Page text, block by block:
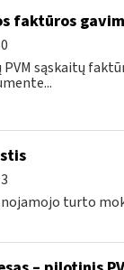
faktūros
PVM sąskaitų
turto